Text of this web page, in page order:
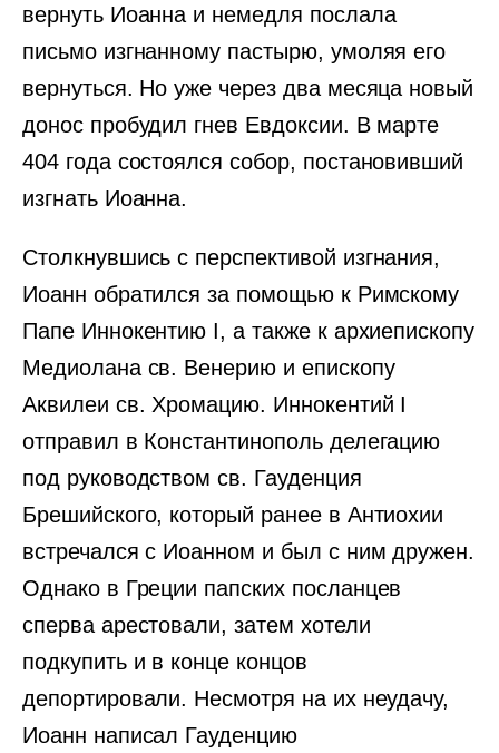
вернуть Иоанна и немедля послала
письмо изгнанному пастырю, умоляя его
вернуться. Но уже через два месяца новый
донос пробудил гнев Евдоксии. В марте
404 года состоялся собор, постановивший
изгнать Иоанна.
Столкнувшись с перспективой изгнания,
Иоанн обратился за помощью к Римскому
Папе Иннокентию I, а также к архиепископу
Медиолана св. Венерию и епископу
Аквилеи св. Хромацию. Иннокентий I
отправил в Константинополь делегацию
под руководством св. Гауденция
Брешийского, который ранее в Антиохии
встречался с Иоанном и был с ним дружен.
Однако в Греции папских посланцев
сперва арестовали, затем хотели
подкупить и в конце концов
депортировали. Несмотря на их неудачу,
Иоанн написал Гауденцию